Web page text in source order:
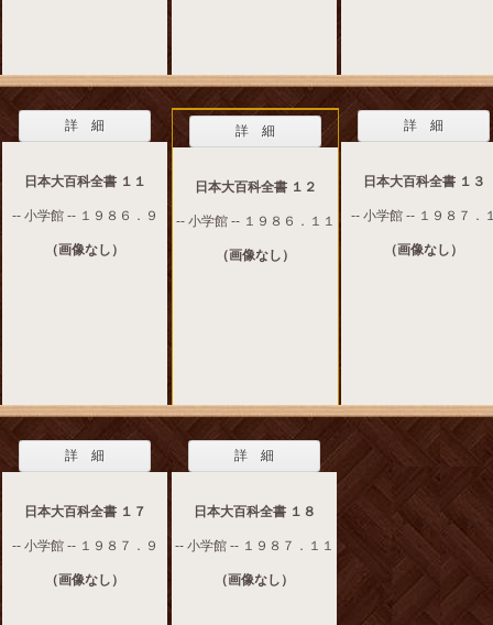
詳 細
日本大百科全書 １１
-- 小学館 -- １９８６．９
（画像なし）
詳 細
日本大百科全書 １２
-- 小学館 -- １９８６．１１
（画像なし）
詳 細
日本大百科全書 １３
-- 小学館 -- １９８７．
（画像なし）
詳 細
日本大百科全書 １７
-- 小学館 -- １９８７．９
（画像なし）
詳 細
日本大百科全書 １８
-- 小学館 -- １９８７．１１
（画像なし）